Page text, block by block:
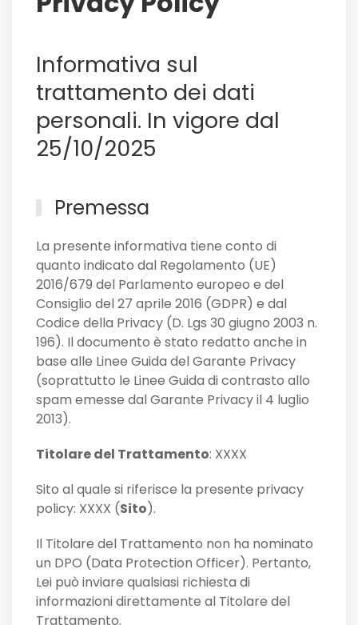
Informativa sul
trattamento dei dati
personali. In vigore dal
25/10/2025
Premessa
La presente informativa tiene conto di
quanto indicato dal Regolamento (UE)
2016/679 del Parlamento europeo e del
Consiglio del 27 aprile 2016 (GDPR) e dal
Codice della Privacy (D. Lgs 30 giugno 2003 n.
196). Il documento è stato redatto anche in
base alle Linee Guida del Garante Privacy
(soprattutto le Linee Guida di contrasto allo
spam emesse dal Garante Privacy il 4 luglio
2013).
Titolare del Trattamento: XXXX
Sito al quale si riferisce la presente privacy
policy: XXXX (Sito).
Il Titolare del Trattamento non ha nominato
un DPO (Data Protection Officer). Pertanto,
Lei può inviare qualsiasi richiesta di
informazioni direttamente al Titolare del
Trattamento.